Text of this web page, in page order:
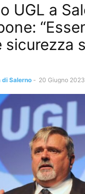
UGL a
sicurezza
di Salerno - 20 Giugno 2023